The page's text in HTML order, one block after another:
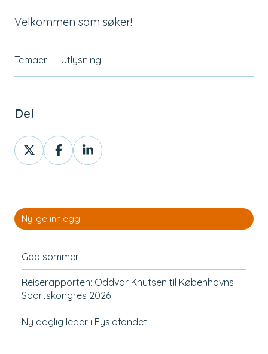
Velkommen som søker!
Temaer: Utlysning
Del
Del
innlegg
Del
innlegg
Del
innlegg
Nylige innlegg
God sommer!
Reiserapporten: Oddvar Knutsen til Københavns
Sportskongres 2026
Ny daglig leder i Fysiofondet